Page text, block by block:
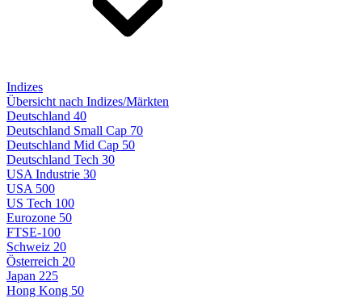
Indizes
Übersicht nach Indizes/Märkten
Deutschland 40
Deutschland Small Cap 70
Deutschland Mid Cap 50
Deutschland Tech 30
USA Industrie 30
USA 500
US Tech 100
Eurozone 50
FTSE-100
Schweiz 20
Österreich 20
Japan 225
Hong Kong 50